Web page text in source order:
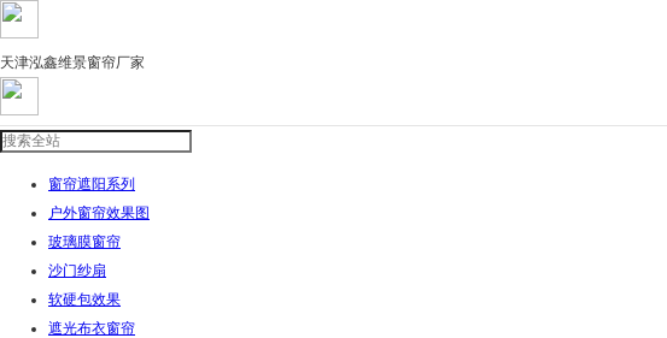
天津泓鑫维景窗帘厂家
窗帘遮阳系列
户外窗帘效果图
玻璃膜窗帘
沙门纱扇
软硬包效果
遮光布衣窗帘